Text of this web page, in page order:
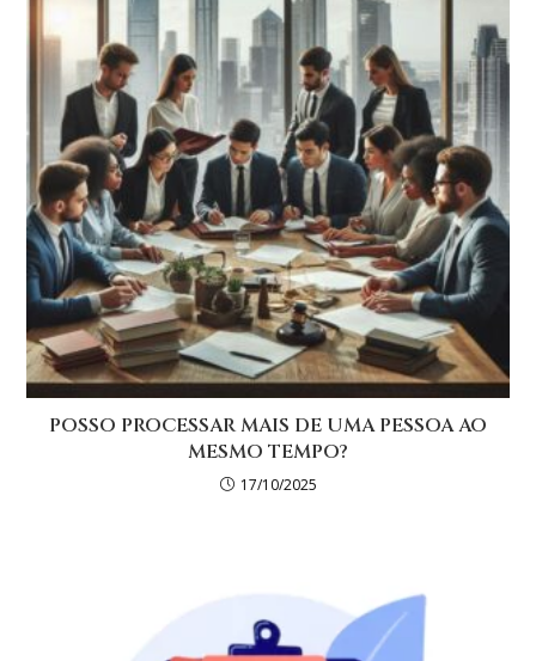
POSSO PROCESSAR MAIS DE UMA PESSOA AO
MESMO TEMPO?
17/10/2025